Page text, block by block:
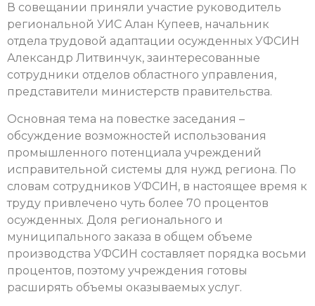
В совещании приняли участие руководитель
региональной УИС Алан Купеев, начальник
отдела трудовой адаптации осужденных УФСИН
Александр Литвинчук, заинтересованные
сотрудники отделов областного управления,
представители министерств правительства.
Основная тема на повестке заседания –
обсуждение возможностей использования
промышленного потенциала учреждений
исправительной системы для нужд региона. По
словам сотрудников УФСИН, в настоящее время к
труду привлечено чуть более 70 процентов
осужденных. Доля регионального и
муниципального заказа в общем объеме
производства УФСИН составляет порядка восьми
процентов, поэтому учреждения готовы
расширять объемы оказываемых услуг.